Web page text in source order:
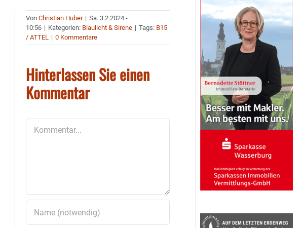
VonChristian Huber | Sa. 3.2.2024 -
10:56 | Kategorien: Blaulicht & Sirene | Tags: B15
/ ATTEL | 0 Kommentare
Hinterlassen Sie einen
Kommentar